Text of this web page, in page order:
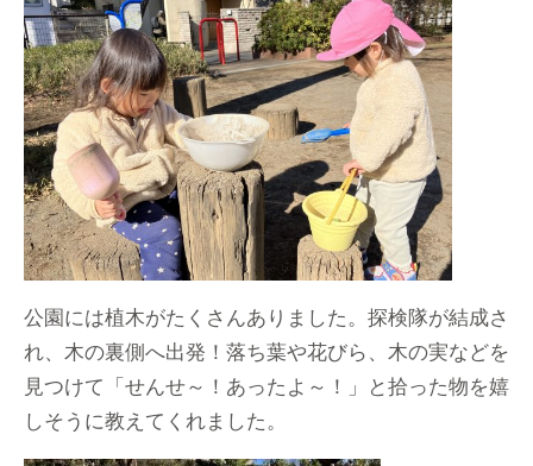
公園には植木がたくさんありました。探検隊が結成さ
れ、木の裏側へ出発！落ち葉や花びら、木の実などを
見つけて「せんせ～！あったよ～！」と拾った物を嬉
しそうに教えてくれました。